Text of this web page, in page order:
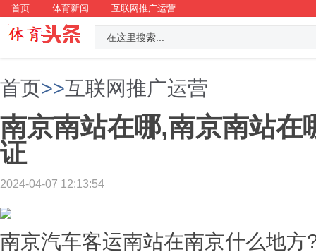
首页 体育新闻 互联网推广运营
首页>>互联网推广运营
南京南站在哪,南京南站在
证
2024-04-07 12:13:54
南京汽车客运南站在南京什么地方